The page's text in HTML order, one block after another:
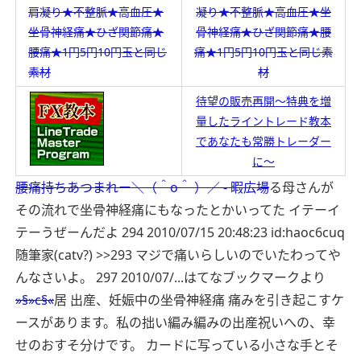
凝り★不整脈★高血圧★坐
骨神経痛★ひざ関節痛★腰
痛★1円5円10円玉と同じ素
材
待望の販売再開～特典を増
量したライントレード教本
であなたも常勝トレーダー
に～
腰痛持ちあつまれー＼（＾o＾ ）／ - 暇広場る母さんが
その流れで坐骨神経痛にもなったとかいってた イテーイ
テーうぜーんだよ 294 2010/07/15 20:48:23 id:haoc6cuq
随筆家(catv?) >>293 マジで痛いらしいのでいたわってや
んなさいよ。 297 2010/07/...はてなブックマークより
»§»c§«居 出産、妊娠中の坐骨神経痛 痛みを引き起こすケ
ースがあります。私の拙い編み編みの出産祝いへの、幸
せのおすそ分けです。 カードに写っている小さな手とそ